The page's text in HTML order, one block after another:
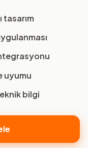
tasarım
uyumu
bilgi